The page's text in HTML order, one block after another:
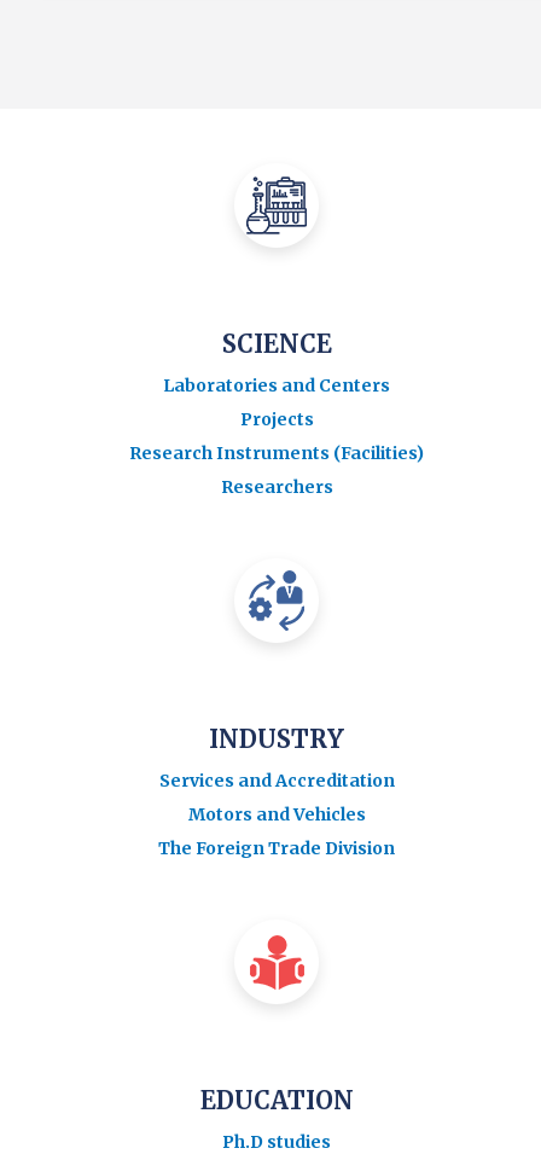
SCIENCE
Laboratories and Centers
Projects
Research Instruments (Facilities)
Researchers
INDUSTRY
Services and Accreditation
Motors and Vehicles
The Foreign Trade Division
EDUCATION
Ph.D studies